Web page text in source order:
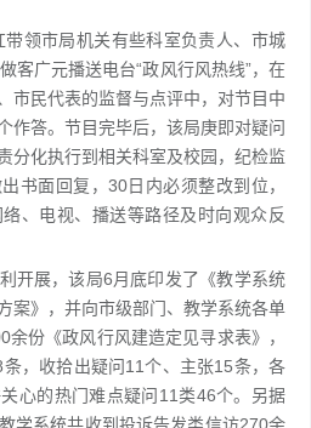
领市局机关有些科室负责人、市城
客广元播送电台“政风行风热线”，在
市民代表的监督与点评中，对节目中
作答。节目完毕后，该局庚即对疑问
分化执行到相关科室及校园，纪检监
书面回复，30日内必须整改到位，
、电视、播送等路径及时向观众反
开展，该局6月底印发了《教学系统
案》，并向市级部门、教学系统各单
份《政风行风建造定见寻求表》，
，收拾出疑问11个、主张15条，各
心的热门难点疑问11类46个。另据